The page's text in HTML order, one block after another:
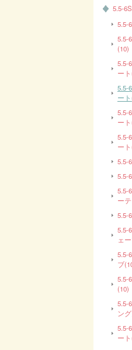
5.5-
5.5-
5.5-
(10)
5.5-
ー
5.5-
ー
5.5-
ー
5.5-
ー
5.5-
5.5-
5.5-
ー
5.5-
5.5-
ェ
5.5-
ブ
5.5-
(10)
5.5-
ン
5.5-
ー